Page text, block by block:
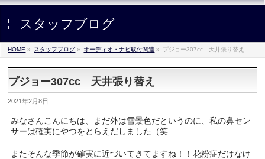
スタッフブログ
HOME » スタッフブログ » オーディオ・ナビ取付関連 » プジョー307cc 天井張り替え
プジョー307cc 天井張り替え
2021年2月8日
みなさんこんにちは、まだ外は雪景色だというのに、私の鼻セン
サーは確実にやつをとらえだしました（笑
またそんな季節が確実に近づいてきてますね！！花粉症だけなけ